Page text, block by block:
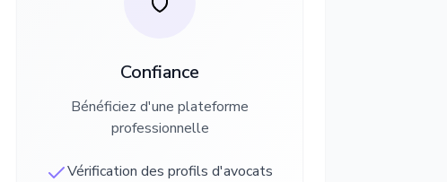
Confiance
Bénéficiez d'une plateforme
professionnelle
Vérification des profils d'avocats